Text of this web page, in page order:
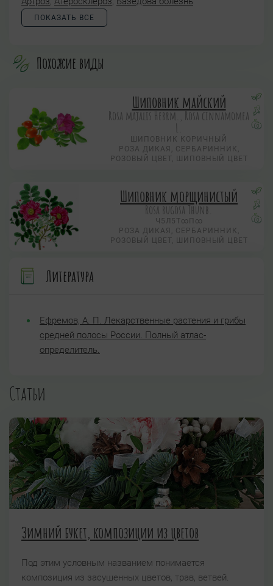
ПОКАЗАТЬ ВСЕ
Похожие виды
Шиповник майский
Rosa majalis Herrm., Rosa cinnamomea
L.
ШИПОВНИК КОРИЧНЫЙ
РОЗА ДИКАЯ, СЕРБАРИННИК,
РОЗОВЫЙ ЦВЕТ, ШИПОВНЫЙ ЦВЕТ
Шиповник морщинистый
Rosa rugosa Thunb.
Ч5Л5Т∞П∞
РОЗА ДИКАЯ, СЕРБАРИННИК,
РОЗОВЫЙ ЦВЕТ, ШИПОВНЫЙ ЦВЕТ
Литература
Ефремов, А. П. Лекарственные растения и грибы
средней полосы России. Полный атлас-
определитель.
Статьи
Зимний букет, композиции из цветов
Под этим условным названием понимается
композиция из засушенных цветов, трав, ветвей.